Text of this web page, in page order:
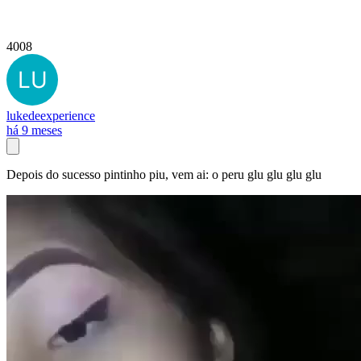
4008
lukedeexperience
há 9 meses
Depois do sucesso pintinho piu, vem ai: o peru glu glu glu glu